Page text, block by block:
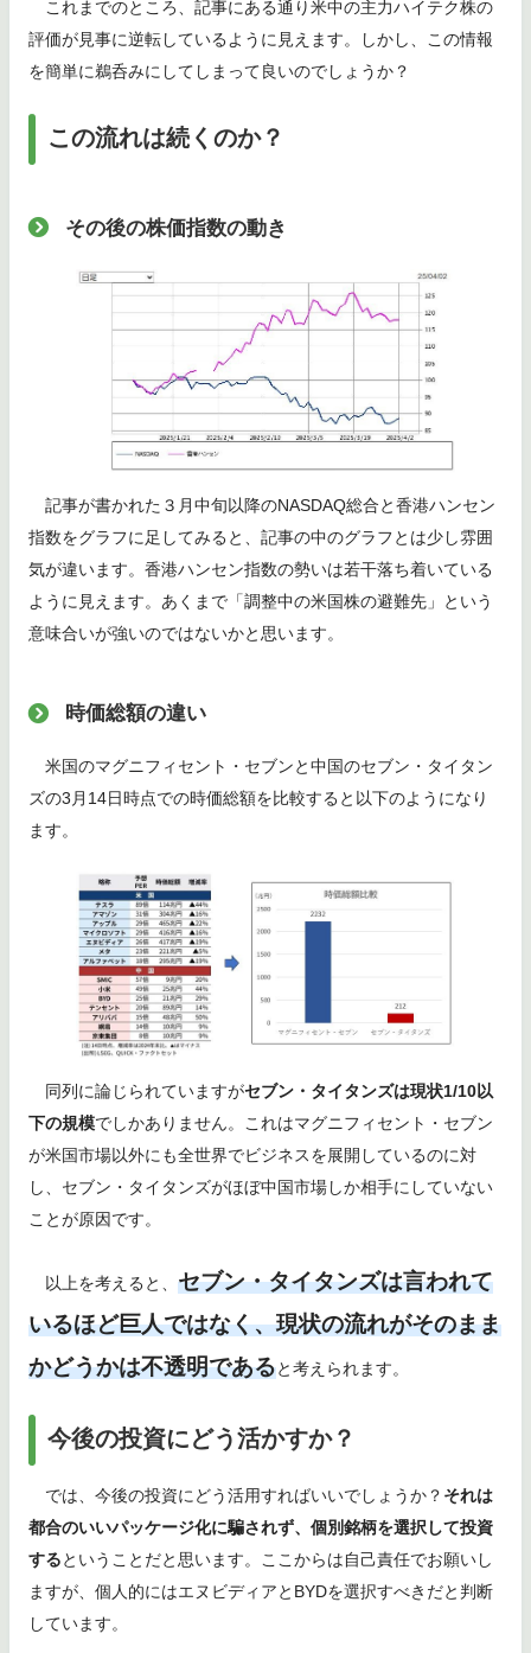
これまでのところ、記事にある通り米中の主力ハイテク株の
評価が見事に逆転しているように見えます。しかし、この情報
を簡単に鵜呑みにしてしまって良いのでしょうか？
この流れは続くのか？
その後の株価指数の動き
記事が書かれた３月中旬以降のNASDAQ総合と香港ハンセン
指数をグラフに足してみると、記事の中のグラフとは少し雰囲
気が違います。香港ハンセン指数の勢いは若干落ち着いている
ように見えます。あくまで「調整中の米国株の避難先」という
意味合いが強いのではないかと思います。
時価総額の違い
米国のマグニフィセント・セブンと中国のセブン・タイタン
ズの3月14日時点での時価総額を比較すると以下のようになり
ます。
同列に論じられていますがセブン・タイタンズは現状1/10以
下の規模でしかありません。これはマグニフィセント・セブン
が米国市場以外にも全世界でビジネスを展開しているのに対
し、セブン・タイタンズがほぼ中国市場しか相手にしていない
ことが原因です。
以上を考えると、 セブン・タイタンズは言われて
いるほど巨人ではなく、現状の流れがそのまま
かどうかは不透明であると考えられます。
今後の投資にどう活かすか？
では、今後の投資にどう活用すればいいでしょうか？ それは
都合のいいパッケージ化に騙されず、個別銘柄を選択して投資
するということだと思います。ここからは自己責任でお願いし
ますが、個人的にはエヌビディアとBYDを選択すべきだと判断
しています。